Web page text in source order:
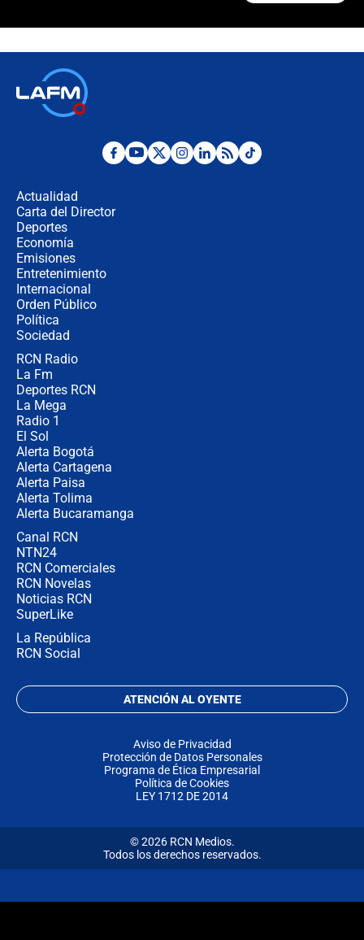
Desde dermatitis hasta infecciones:
Actualidad
Carta del Director
Deportes
Economía
Emisiones
Entretenimiento
Internacional
Orden Público
Política
Sociedad
RCN Radio
La Fm
Deportes RCN
La Mega
Radio 1
El Sol
Alerta Bogotá
Alerta Cartagena
Alerta Paisa
Alerta Tolima
Alerta Bucaramanga
Canal RCN
NTN24
RCN Comerciales
RCN Novelas
Noticias RCN
SuperLike
La República
RCN Social
ATENCIÓN AL OYENTE
Aviso de Privacidad
Protección de Datos Personales
Programa de Ética Empresarial
Política de Cookies
LEY 1712 DE 2014
© 2026 RCN Medios.
Todos los derechos reservados.